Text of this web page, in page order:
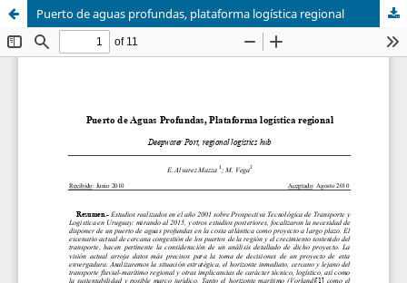
Puerto de aguas profundas, plataforma logística regional